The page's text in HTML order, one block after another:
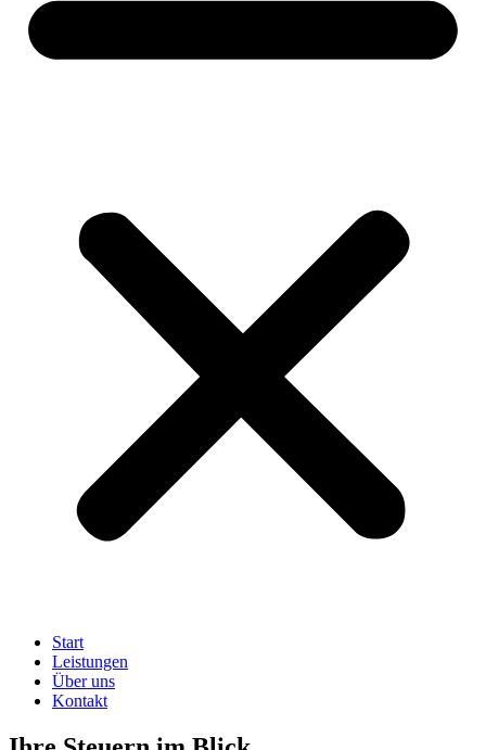
Start
Leistungen
Über uns
Kontakt